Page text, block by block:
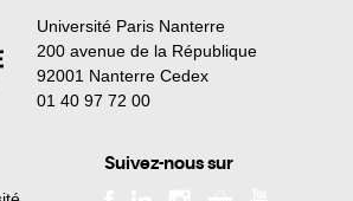
Université Paris Nanterre
200 avenue de la République
92001 Nanterre Cedex
01 40 97 72 00
Suivez-nous sur